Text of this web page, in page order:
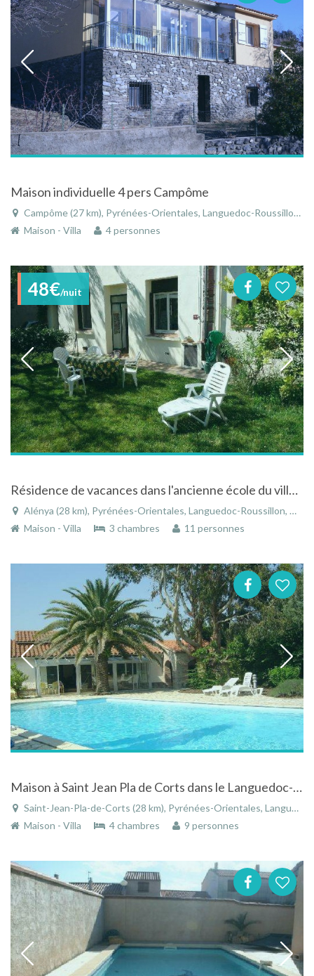
Maison individuelle 4 pers Campôme
Campôme (27 km), Pyrénées-Orientales, Languedoc-Roussillon, Occitanie, France
Maison - Villa
4 personnes
48€/nuit
Résidence de vacances dans l'ancienne école du village d'Alénya entre Canet et Saint Cyprien
Alénya (28 km), Pyrénées-Orientales, Languedoc-Roussillon, Occitanie, France
Maison - Villa
3 chambres 11 personnes
Maison à Saint Jean Pla de Corts dans le Languedoc-Roussillon avec piscine
Saint-Jean-Pla-de-Corts (28 km), Pyrénées-Orientales, Languedoc-Roussillon, Occitanie, France
Maison - Villa
4 chambres 9 personnes